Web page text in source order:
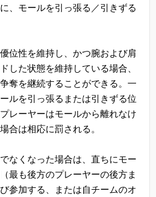
、モールを引っ張る／引きずる
位性を維持し、かつ腕および肩
した状態を維持している場合、
奪を継続することができる。一
ルを引っ張るまたは引きずる位
レーヤーはモールから離れなけ
合は相応に罰される。
なくなった場合は、直ちにモー
最も後方のプレーヤーの後方ま
参加する、または自チームのオ